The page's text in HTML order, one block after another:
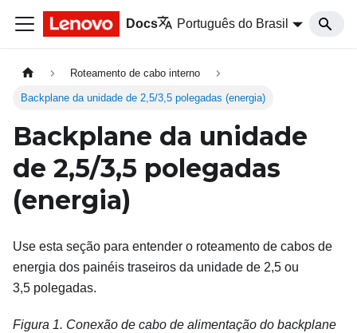
Docs Português do Brasil
Roteamento de cabo interno
Backplane da unidade de 2,5/3,5 polegadas (energia)
Backplane da unidade
de 2,5/3,5 polegadas
(energia)
Use esta seção para entender o roteamento de cabos de
energia dos painéis traseiros da unidade de 2,5 ou
3,5 polegadas.
Figura 1. Conexão de cabo de alimentação do backplane